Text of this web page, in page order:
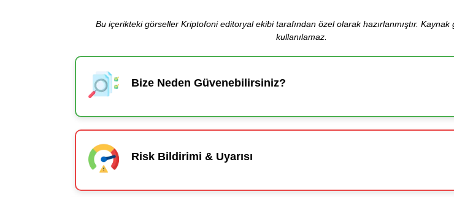
Bu içerikteki görseller Kriptofoni editoryal ekibi tarafından özel olarak hazırlanmıştır.
kullanılamaz.
Bize Neden Güvenebilirsiniz?
Risk Bildirimi & Uyarısı